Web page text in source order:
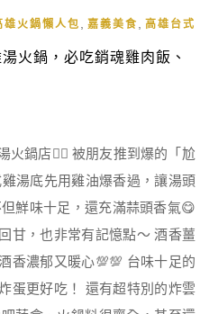
雄火鍋懶人包 嘉義美食 高雄台式
火鍋，必吃銷魂雞肉飯、
火鍋店❤️‍🔥 被朋友推到爆的「尬
湯底先用雞油爆香過，讓湯頭
鮮味十足，還充滿蒜頭香氣😋
甘，也非常有記憶點～ 酒香薑
香濃郁又暖心💯💯 台味十足的
蛋更好吃！ 還有超特別的炸雲